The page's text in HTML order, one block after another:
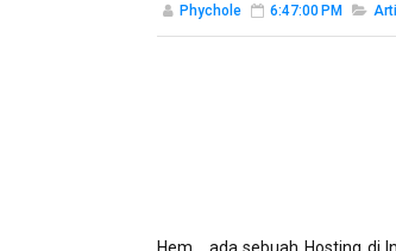
Phychole 6:47:00 PM